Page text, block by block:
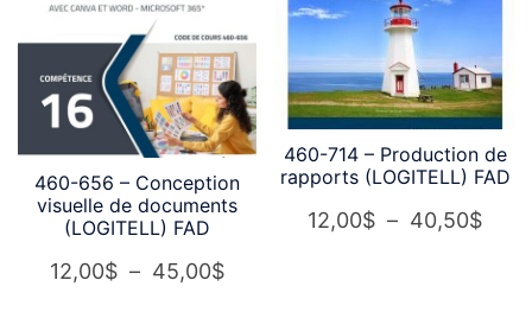
25,00$
460-656 – Conception
visuelle de documents
(LOGITELL) FAD
12,00$ – 45,00$Plage
460-714 – Production de
rapports (LOGITELL) FAD
12,00$ – 40,50$